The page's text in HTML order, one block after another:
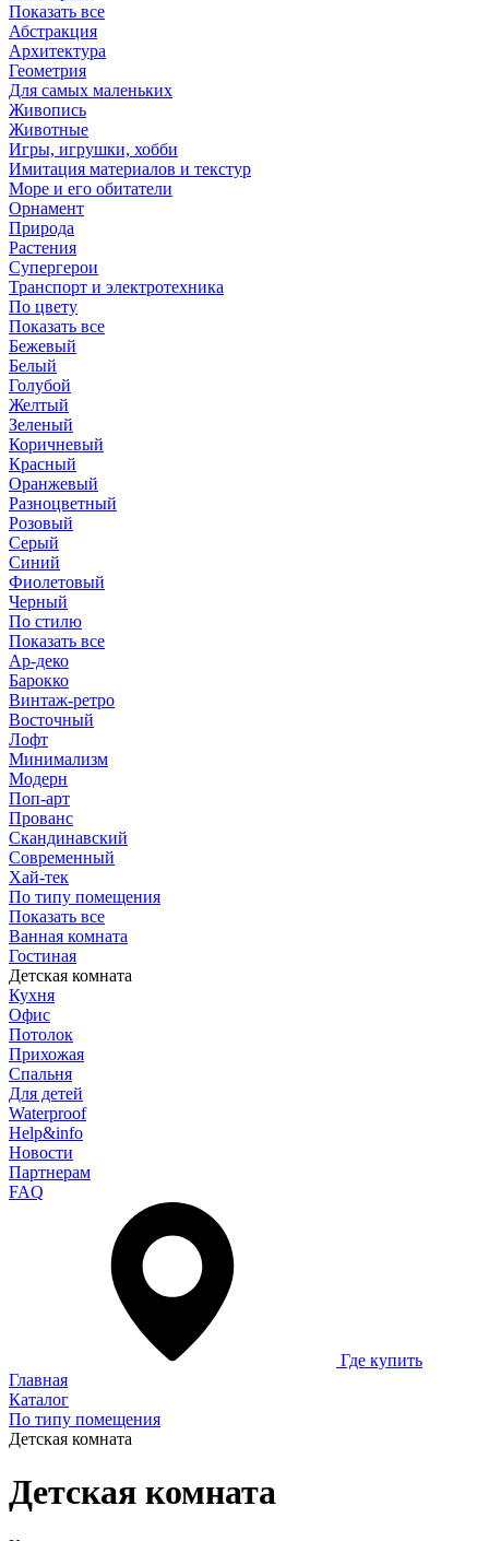
Показать все
Абстракция
Архитектура
Геометрия
Для самых маленьких
Живопись
Животные
Игры, игрушки, хобби
Имитация материалов и текстур
Море и его обитатели
Орнамент
Природа
Растения
Супергерои
Транспорт и электротехника
По цвету
Показать все
Бежевый
Белый
Голубой
Желтый
Зеленый
Коричневый
Красный
Оранжевый
Разноцветный
Розовый
Серый
Синий
Фиолетовый
Черный
По стилю
Показать все
Ар-деко
Барокко
Винтаж-ретро
Восточный
Лофт
Минимализм
Модерн
Поп-арт
Прованс
Скандинавский
Современный
Хай-тек
По типу помещения
Показать все
Ванная комната
Гостиная
Детская комната
Кухня
Офис
Потолок
Прихожая
Спальня
Для детей
Waterproof
Help&info
Новости
Партнерам
FAQ
Где купить
Главная
Каталог
По типу помещения
Детская комната
Детская комната